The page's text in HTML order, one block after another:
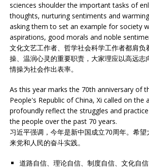
sciences shoulder the important tasks of
thoughts, nurturing sentiments and
asking them to set an example for society
aspirations, good morals and noble
文化文艺工作者、哲学社会科学工作者都肩负
操、温润心灵的重要职责，大家理应以高远志
情操为社会作出表率。
As this year marks the 70th anniversary of
People's Republic of China, Xi called on the
profoundly reflect the struggles and
the people over the past 70 years.
习近平强调，今年是新中国成立70周年。希
来党和人民的奋斗实践。
道路自信、理论自信、制度自信、文化自